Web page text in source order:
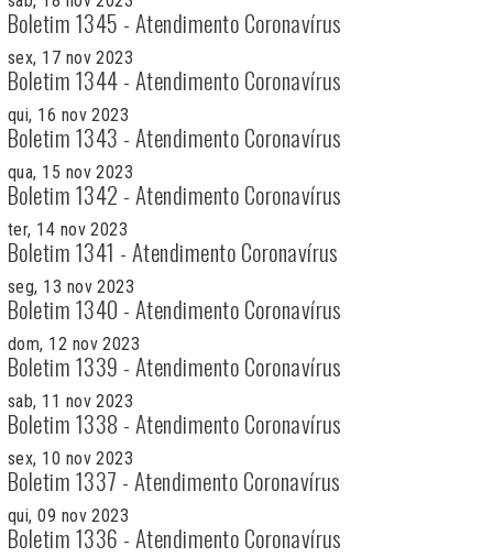
Boletim 1345 - Atendimento Coronavírus
sex, 17 nov 2023
Boletim 1344 - Atendimento Coronavírus
qui, 16 nov 2023
Boletim 1343 - Atendimento Coronavírus
qua, 15 nov 2023
Boletim 1342 - Atendimento Coronavírus
ter, 14 nov 2023
Boletim 1341 - Atendimento Coronavírus
seg, 13 nov 2023
Boletim 1340 - Atendimento Coronavírus
dom, 12 nov 2023
Boletim 1339 - Atendimento Coronavírus
sab, 11 nov 2023
Boletim 1338 - Atendimento Coronavírus
sex, 10 nov 2023
Boletim 1337 - Atendimento Coronavírus
qui, 09 nov 2023
Boletim 1336 - Atendimento Coronavírus